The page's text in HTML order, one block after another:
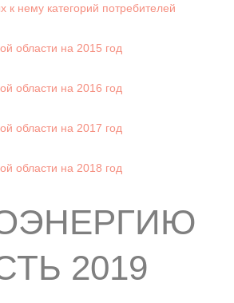
нему категорий потребителей
области на 2015 год
области на 2016 год
области на 2017 год
области на 2018 год
2019